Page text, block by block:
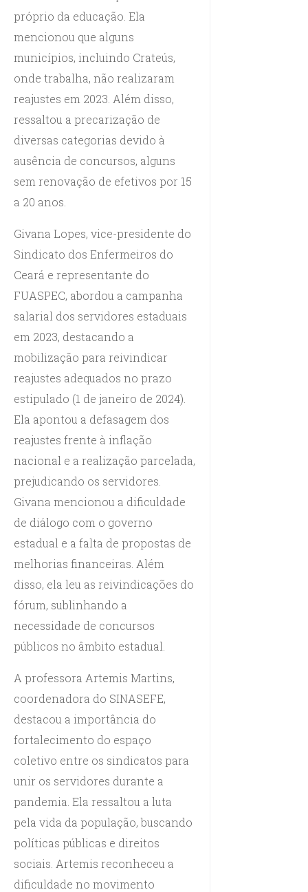
próprio da educação. Ela
mencionou que alguns
municípios, incluindo Crateús,
onde trabalha, não realizaram
reajustes em 2023. Além disso,
ressaltou a precarização de
diversas categorias devido à
ausência de concursos, alguns
sem renovação de efetivos por 15
a 20 anos.
Givana Lopes, vice-presidente do
Sindicato dos Enfermeiros do
Ceará e representante do
FUASPEC, abordou a campanha
salarial dos servidores estaduais
em 2023, destacando a
mobilização para reivindicar
reajustes adequados no prazo
estipulado (1 de janeiro de 2024).
Ela apontou a defasagem dos
reajustes frente à inflação
nacional e a realização parcelada,
prejudicando os servidores.
Givana mencionou a dificuldade
de diálogo com o governo
estadual e a falta de propostas de
melhorias financeiras. Além
disso, ela leu as reivindicações do
fórum, sublinhando a
necessidade de concursos
públicos no âmbito estadual.
A professora Artemis Martins,
coordenadora do SINASEFE,
destacou a importância do
fortalecimento do espaço
coletivo entre os sindicatos para
unir os servidores durante a
pandemia. Ela ressaltou a luta
pela vida da população, buscando
políticas públicas e direitos
sociais. Artemis reconheceu a
dificuldade no movimento